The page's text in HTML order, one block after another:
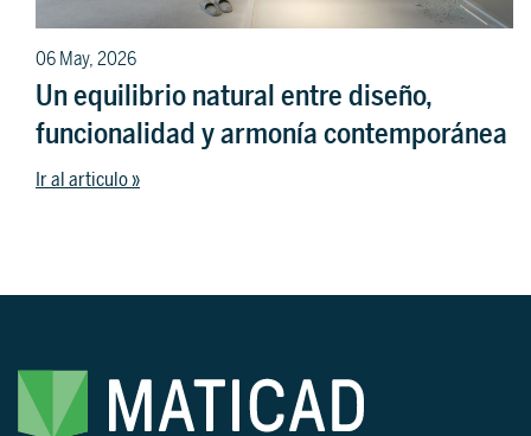
06 May, 2026
Un equilibrio natural entre diseño,
funcionalidad y armonía contemporánea
Ir al articulo »